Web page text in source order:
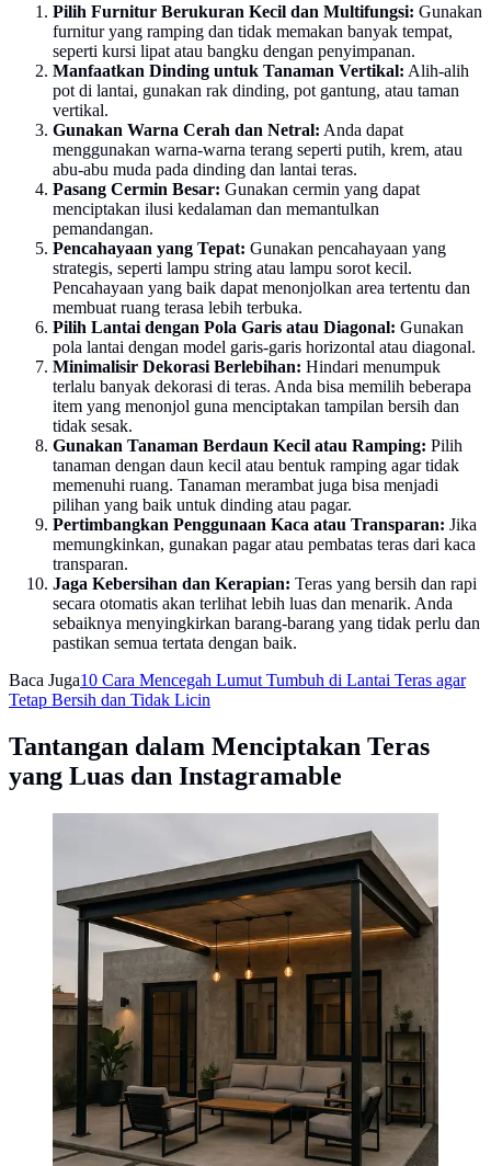
Pilih Furnitur Berukuran Kecil dan Multifungsi: Gunakan
furnitur yang ramping dan tidak memakan banyak tempat,
seperti kursi lipat atau bangku dengan penyimpanan.
Manfaatkan Dinding untuk Tanaman Vertikal: Alih-alih
pot di lantai, gunakan rak dinding, pot gantung, atau taman
vertikal.
Gunakan Warna Cerah dan Netral: Anda dapat
menggunakan warna-warna terang seperti putih, krem, atau
abu-abu muda pada dinding dan lantai teras.
Pasang Cermin Besar: Gunakan cermin yang dapat
menciptakan ilusi kedalaman dan memantulkan
pemandangan.
Pencahayaan yang Tepat: Gunakan pencahayaan yang
strategis, seperti lampu string atau lampu sorot kecil.
Pencahayaan yang baik dapat menonjolkan area tertentu dan
membuat ruang terasa lebih terbuka.
Pilih Lantai dengan Pola Garis atau Diagonal: Gunakan
pola lantai dengan model garis-garis horizontal atau diagonal.
Minimalisir Dekorasi Berlebihan: Hindari menumpuk
terlalu banyak dekorasi di teras. Anda bisa memilih beberapa
item yang menonjol guna menciptakan tampilan bersih dan
tidak sesak.
Gunakan Tanaman Berdaun Kecil atau Ramping: Pilih
tanaman dengan daun kecil atau bentuk ramping agar tidak
memenuhi ruang. Tanaman merambat juga bisa menjadi
pilihan yang baik untuk dinding atau pagar.
Pertimbangkan Penggunaan Kaca atau Transparan: Jika
memungkinkan, gunakan pagar atau pembatas teras dari kaca
transparan.
Jaga Kebersihan dan Kerapian: Teras yang bersih dan rapi
secara otomatis akan terlihat lebih luas dan menarik. Anda
sebaiknya menyingkirkan barang-barang yang tidak perlu dan
pastikan semua tertata dengan baik.
Baca Juga10 Cara Mencegah Lumut Tumbuh di Lantai Teras agar
Tetap Bersih dan Tidak Licin
Tantangan dalam Menciptakan Teras
yang Luas dan Instagramable